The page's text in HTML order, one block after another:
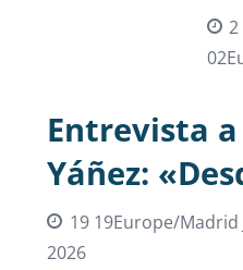
Entrevista
Yáñez:
19 19Europe/
2026